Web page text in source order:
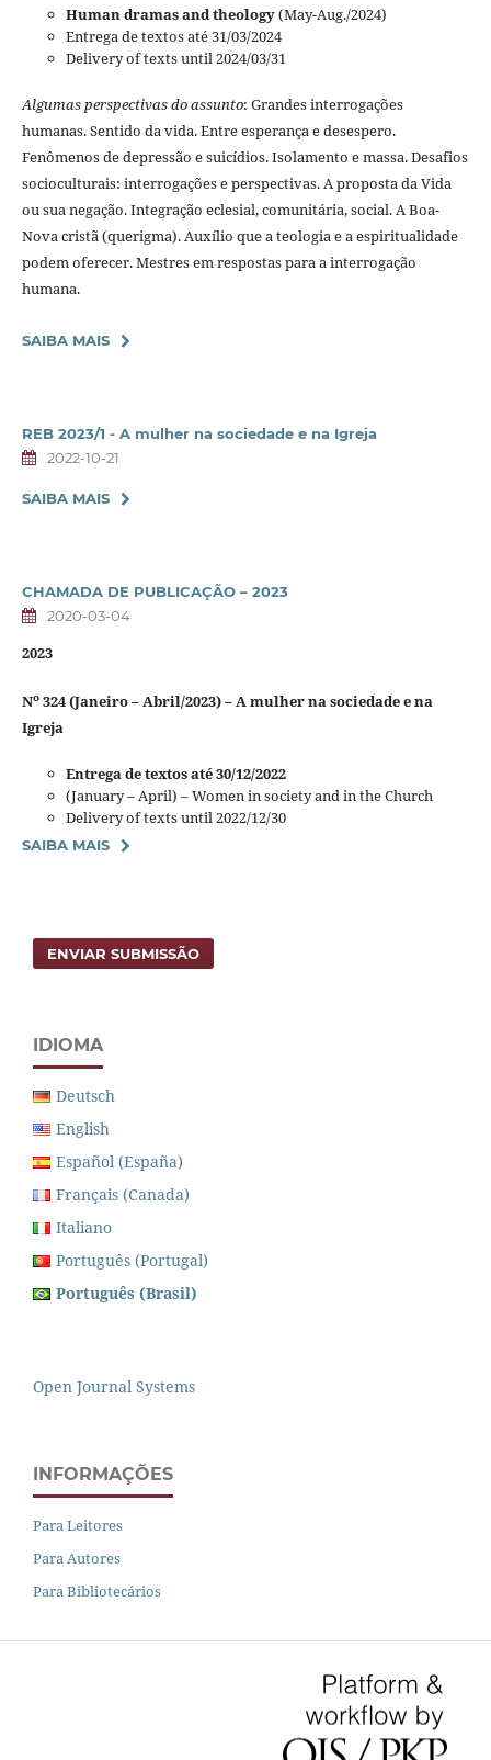
Human dramas and theology(May-Aug./2024)
Entrega de textos até 31/03/2024
Delivery of texts until 2024/03/31
Algumas perspectivas do assunto: Grandes interrogações
humanas. Sentido da vida. Entre esperança e desespero.
Fenômenos de depressão e suicídios. Isolamento e massa. Desafios
socioculturais: interrogações e perspectivas. A proposta da Vida
ou sua negação. Integração eclesial, comunitária, social. A Boa-
Nova cristã (querigma). Auxílio que a teologia e a espiritualidade
podem oferecer. Mestres em respostas para a interrogação
humana.
SAIBA MAIS
REB 2023/1 - A mulher na sociedade e na Igreja
2022-10-21
SAIBA MAIS
CHAMADA DE PUBLICAÇÃO – 2023
2020-03-04
2023
No324 (Janeiro – Abril/2023) – A mulher na sociedade e na
Igreja
Entrega de textos até 30/12/2022
(January – April) – Women in society and in the Church
Delivery of texts until 2022/12/30
SAIBA MAIS
ENVIAR SUBMISSÃO
IDIOMA
Deutsch
English
Español (España)
Français (Canada)
Italiano
Português (Portugal)
Português (Brasil)
Open Journal Systems
INFORMAÇÕES
Para Leitores
Para Autores
Para Bibliotecários